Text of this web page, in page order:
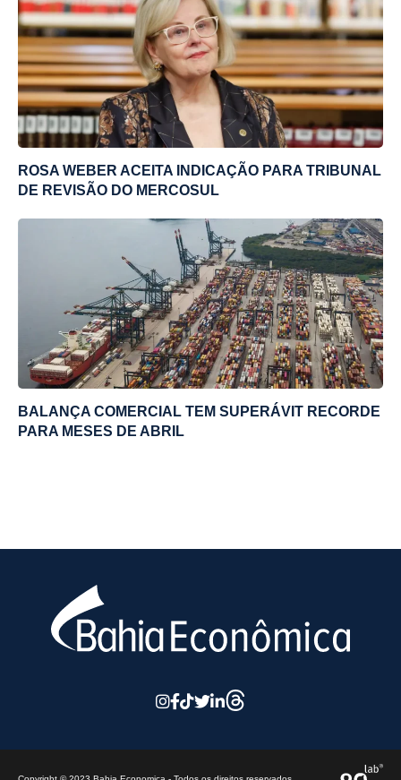
ROSA WEBER ACEITA INDICAÇÃO PARA TRIBUNAL
DE REVISÃO DO MERCOSUL
BALANÇA COMERCIAL TEM SUPERÁVIT RECORDE
PARA MESES DE ABRIL